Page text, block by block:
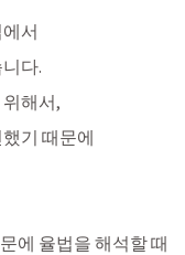
서
다.
해서,
기 때문에
에 율법을 해석할 때